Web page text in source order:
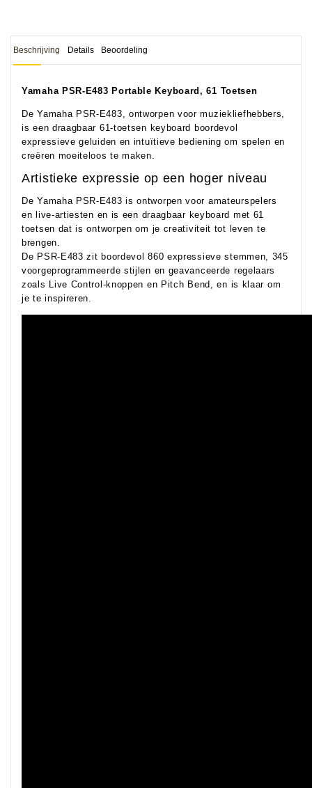
Beschrijving Details Beoordeling
Yamaha PSR-E483 Portable Keyboard, 61 Toetsen
De Yamaha PSR-E483, ontworpen voor muziekliefhebbers,
is een draagbaar 61-toetsen keyboard boordevol
expressieve geluiden en intuïtieve bediening om spelen en
creëren moeiteloos te maken.
Artistieke expressie op een hoger niveau
De Yamaha PSR-E483 is ontworpen voor amateurspelers
en live-artiesten en is een draagbaar keyboard met 61
toetsen dat is ontworpen om je creativiteit tot leven te
brengen.
De PSR-E483 zit boordevol 860 expressieve stemmen, 345
voorgeprogrammeerde stijlen en geavanceerde regelaars
zoals Live Control-knoppen en Pitch Bend, en is klaar om
je te inspireren.